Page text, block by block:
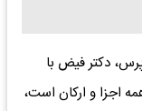
دکتر فیض با
اجزا و ارکان است،